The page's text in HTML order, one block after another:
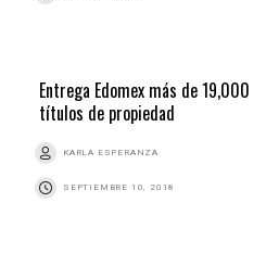
Entrega Edomex más de 19,000
títulos de propiedad
KARLA ESPERANZA
SEPTIEMBRE 10, 2018